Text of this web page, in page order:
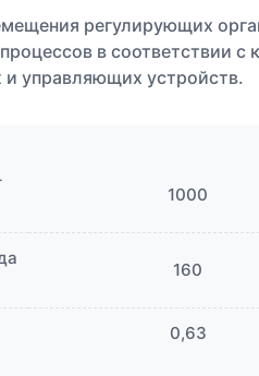
регулирующих
в соответствии
управляющих устройств.
1000
160
0,63